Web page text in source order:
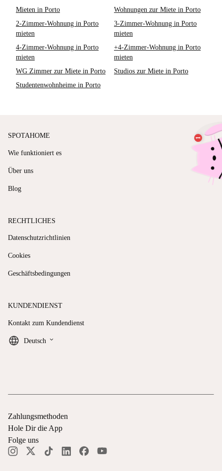
Mieten in Porto
Wohnungen zur Miete in Porto
2-Zimmer-Wohnung in Porto
mieten
3-Zimmer-Wohnung in Porto
mieten
4-Zimmer-Wohnung in Porto
mieten
+4-Zimmer-Wohnung in Porto
mieten
WG Zimmer zur Miete in Porto
Studios zur Miete in Porto
Studentenwohnheime in Porto
SPOTAHOME
Wie funktioniert es
Über uns
Blog
RECHTLICHES
Datenschutzrichtlinien
Cookies
Geschäftsbedingungen
KUNDENDIENST
Kontakt zum Kundendienst
Deutsch keyboard_arrow_down
Zahlungsmethoden
Hole Dir die App
Folge uns